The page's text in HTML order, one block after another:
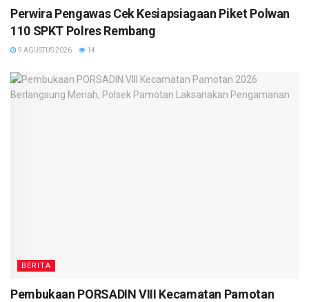
Perwira Pengawas Cek Kesiapsiagaan Piket Polwan
110 SPKT Polres Rembang
9 AGUSTUS 2026 14
BERITA
Pembukaan PORSADIN VIII Kecamatan Pamotan